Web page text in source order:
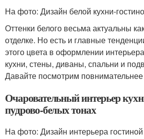
На фото: Дизайн белой кухни-
Оттенки белого весьма актуальны
отделке. Но есть и главные
этого цвета в оформлении
кухни, стены, диваны, спальни и
Давайте посмотрим
Очаровательный интерьер
пудрово-белых тонах
На фото: Дизайн интерьера